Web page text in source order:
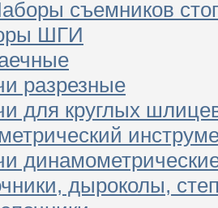
съемников
ШГИ
разрезные
для круглых
дыроколы,